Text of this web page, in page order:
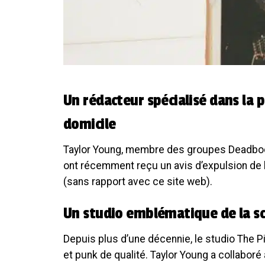
Un rédacteur spécialisé dans la
domicile
Taylor Young, membre des groupes
ont récemment reçu un avis d’expulsion
(sans rapport avec ce site web).
Un studio emblématique de la
Depuis plus d’une décennie, le studio The
et punk de qualité. Taylor Young a